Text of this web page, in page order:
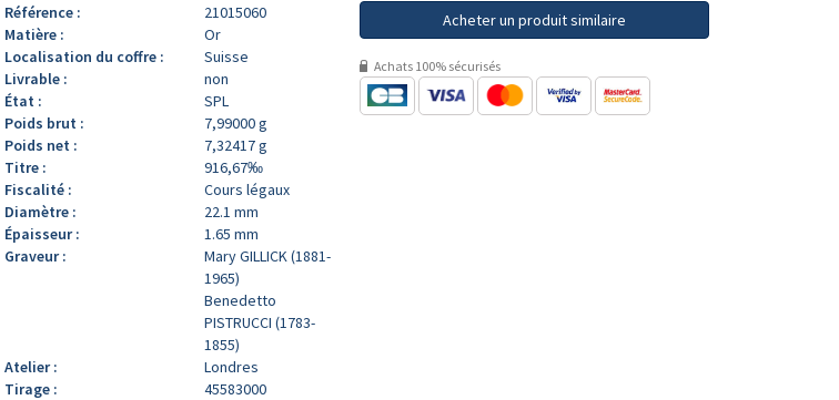
Référence :
21015060
Matière :
Or
Localisation du coffre :
Suisse
Livrable :
non
État :
SPL
Poids brut :
7,99000 g
Poids net :
7,32417 g
Titre :
916,67‰
Fiscalité :
Cours légaux
Diamètre :
22.1 mm
Épaisseur :
1.65 mm
Graveur :
Mary GILLICK (1881-
1965)
Benedetto
PISTRUCCI (1783-
1855)
Atelier :
Londres
Tirage :
45583000
Acheter un produit similaire
Achats 100% sécurisés